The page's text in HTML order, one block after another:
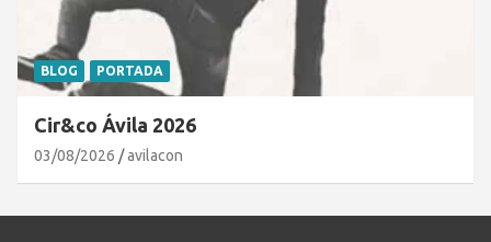
BLOG PORTADA
Cir&co Ávila 2026
03/08/2026 avilacon